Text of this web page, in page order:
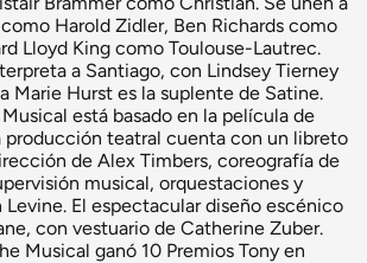
Harold Zidler, Ben Richards como
Lloyd King como Toulouse-Lautrec.
a Santiago, con Lindsey Tierney
Marie Hurst es la suplente de Satine.
está basado en la película de
producción teatral cuenta con un libreto
de Alex Timbers, coreografía de
musical, orquestaciones y
Levine. El espectacular diseño escénico
con vestuario de Catherine Zuber.
Musical ganó 10 Premios Tony en